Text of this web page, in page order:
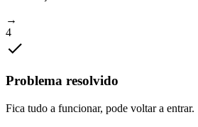
→
4
Problema resolvido
Fica tudo a funcionar, pode voltar a entrar.